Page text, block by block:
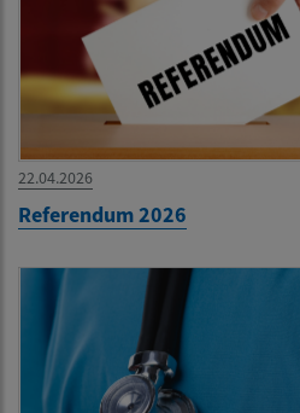
22.04.2026
Referendum 2026